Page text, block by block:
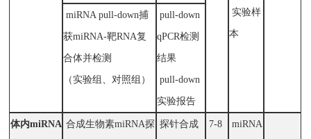
实验样
本
miRNA pull-down捕
获miRNA-靶RNA复
合体并检测
（实验组、对照组）
pull-down
qPCR检测
结果
pull-down
实验报告
体内miRNA 合成生物素miRNA探 探针合成 7-8 miRNA